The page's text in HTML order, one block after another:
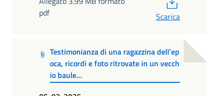
pdf
Scarica
Testimonianza di una ragazzina dell’ep
oca, ricordi e foto ritrovate in un vecch
io baule...